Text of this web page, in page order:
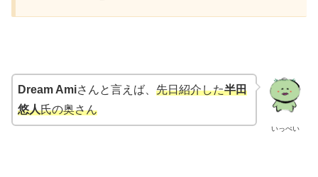
いっぺい
Dream Amiさんと言えば、 先日紹介した半田
悠人氏の奥さん